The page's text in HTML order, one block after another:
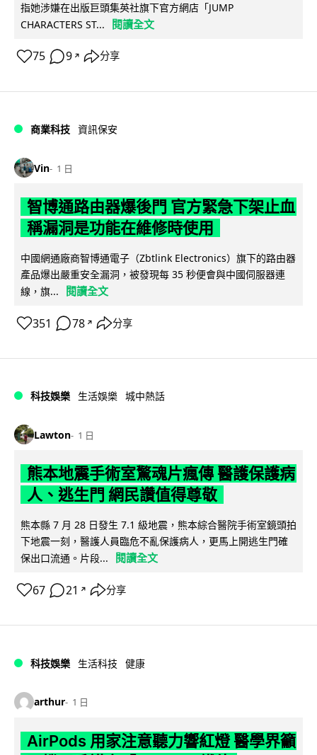
指她涉嫌在出版巨頭集英社旗下官方網店「JUMP
CHARACTERS ST...
閱讀全文
75 9 ↗ 分享
商業科技 資訊保安
Vin 1 日
智博通路由器爆後門 官方緊急下架止血
稱漏洞是功能在維修時使用
中國網通廠商智博通電子（Zbtlink Electronics）旗下的路由器
產品爆出嚴重安全漏洞，被發現每 35 秒便會與中國伺服器連
線，旗...
閱讀全文
351 78 ↗ 分享
科技娛樂 生活娛樂 城中熱話
Lawton 1 日
熊本地震手術室驚魂片瘋傳 醫護保護病
人、逃生門 網民讚值得尊敬
熊本縣 7 月 28 日發生 7.1 級地震，熊本綜合醫院手術室鏡頭拍
下地震一刻，醫護人員臨危不亂保護病人，更馬上開逃生門確
保出口流通。片段...
閱讀全文
67 21 ↗ 分享
科技娛樂 生活科技 健康
arthur 1 日
AirPods 用家注意聽力響紅燈 醫學界籲